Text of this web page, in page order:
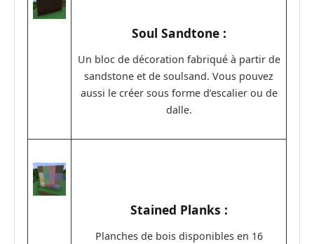
Soul Sandtone :
Un bloc de décoration fabriqué à partir de
sandstone et de soulsand. Vous pouvez
aussi le créer sous forme d’escalier ou de
dalle.
Stained Planks :
Planches de bois disponibles en 16